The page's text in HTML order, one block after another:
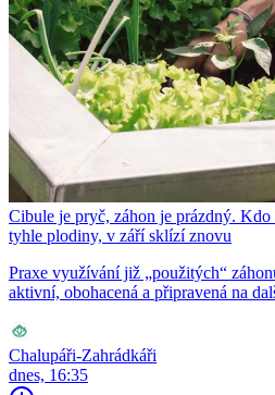
Cibule je pryč, záhon je prázdný.
tyhle plodiny, v září sklízí znovu
Praxe využívání již „použitých“
aktivní, obohacená a připravená na
Chalupáři-Zahrádkáři
dnes, 16:35